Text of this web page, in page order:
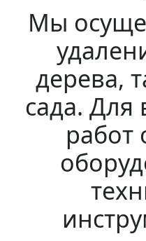
Мы
дерева,
сада.
работ